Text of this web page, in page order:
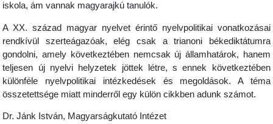
iskola, ám vannak magyarajkú tanulók.
A XX. század magyar nyelvet érintő nyelvpolitikai vonatkozásai
rendkívül szerteágazóak, elég csak a trianoni békediktátumra
gondolni, amely következtében nemcsak új államhatárok, hanem
teljesen új nyelvi helyzetek jöttek létre, s ennek következtében
különféle nyelvpolitikai intézkedések és megoldások. A téma
összetettsége miatt minderről egy külön cikkben adunk számot.
Dr. Jánk István, Magyarságkutató Intézet